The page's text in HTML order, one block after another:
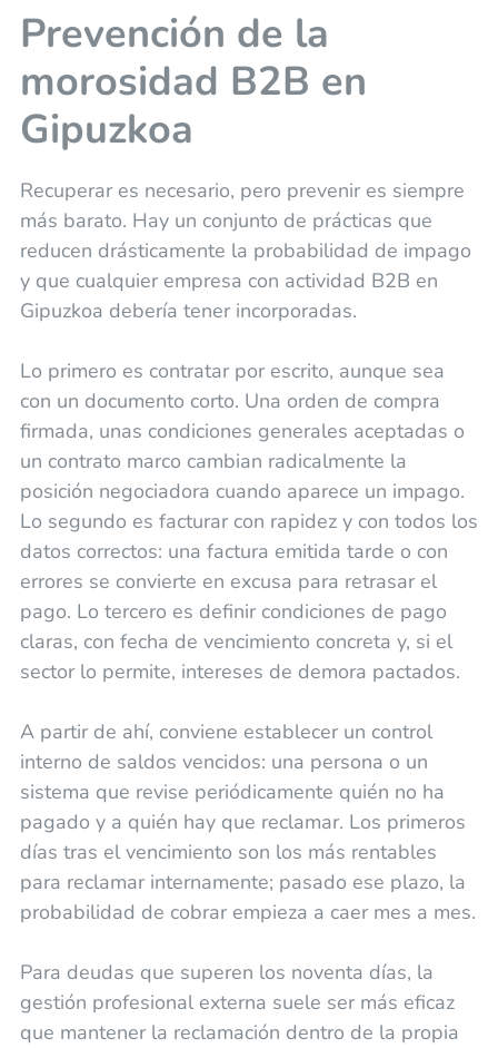
Prevención de la
morosidad B2B en
Gipuzkoa
Recuperar es necesario, pero prevenir es siempre
más barato. Hay un conjunto de prácticas que
reducen drásticamente la probabilidad de impago
y que cualquier empresa con actividad B2B en
Gipuzkoa debería tener incorporadas.
Lo primero es contratar por escrito, aunque sea
con un documento corto. Una orden de compra
firmada, unas condiciones generales aceptadas o
un contrato marco cambian radicalmente la
posición negociadora cuando aparece un impago.
Lo segundo es facturar con rapidez y con todos los
datos correctos: una factura emitida tarde o con
errores se convierte en excusa para retrasar el
pago. Lo tercero es definir condiciones de pago
claras, con fecha de vencimiento concreta y, si el
sector lo permite, intereses de demora pactados.
A partir de ahí, conviene establecer un control
interno de saldos vencidos: una persona o un
sistema que revise periódicamente quién no ha
pagado y a quién hay que reclamar. Los primeros
días tras el vencimiento son los más rentables
para reclamar internamente; pasado ese plazo, la
probabilidad de cobrar empieza a caer mes a mes.
Para deudas que superen los noventa días, la
gestión profesional externa suele ser más eficaz
que mantener la reclamación dentro de la propia